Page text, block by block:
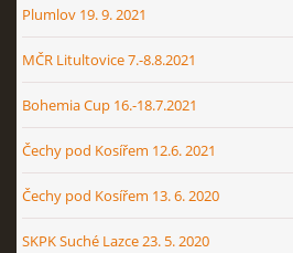
Plumlov 19. 9. 2021
MČR Litultovice 7.-8.8.2021
Bohemia Cup 16.-18.7.2021
Čechy pod Kosířem 12.6. 2021
Čechy pod Kosířem 13. 6. 2020
SKPK Suché Lazce 23. 5. 2020